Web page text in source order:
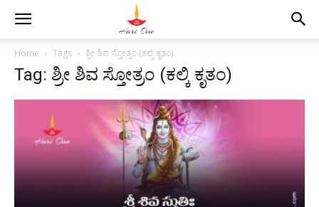
Home Tags ಶ್ರೀ ಶಿವ ಸ್ತೋತ್ರಂ (ಕಲ್ಕಿ ಕೃತಂ)
Tag: ಶ್ರೀ ಶಿವ ಸ್ತೋತ್ರಂ (ಕಲ್ಕಿ ಕೃತಂ)